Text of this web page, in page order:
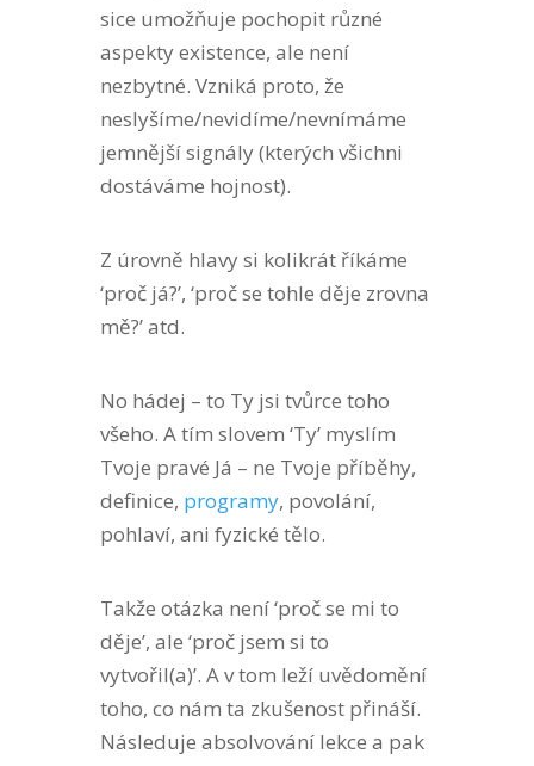
sice umožňuje pochopit různé
aspekty existence, ale není
nezbytné. Vzniká proto, že
neslyšíme/nevidíme/nevnímáme
jemnější signály (kterých všichni
dostáváme hojnost).
Z úrovně hlavy si kolikrát říkáme
‘proč já?’, ‘proč se tohle děje zrovna
mě?’ atd.
No hádej – to Ty jsi tvůrce toho
všeho. A tím slovem ‘Ty’ myslím
Tvoje pravé Já – ne Tvoje příběhy,
definice, programy, povolání,
pohlaví, ani fyzické tělo.
Takže otázka není ‘proč se mi to
děje’, ale ‘proč jsem si to
vytvořil(a)’. A v tom leží uvědomění
toho, co nám ta zkušenost přináší.
Následuje absolvování lekce a pak